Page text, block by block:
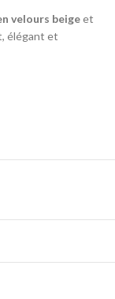
velours beigeet
élégant et